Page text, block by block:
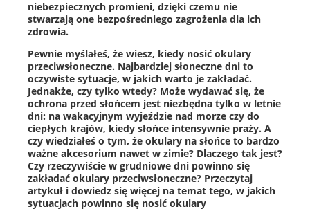
niebezpiecznych promieni, dzięki czemu nie
stwarzają one bezpośredniego zagrożenia dla ich
zdrowia.
Pewnie myślałeś, że wiesz, kiedy nosić okulary
przeciwsłoneczne. Najbardziej słoneczne dni to
oczywiste sytuacje, w jakich warto je zakładać.
Jednakże, czy tylko wtedy? Może wydawać się, że
ochrona przed słońcem jest niezbędna tylko w letnie
dni: na wakacyjnym wyjeździe nad morze czy do
ciepłych krajów, kiedy słońce intensywnie praży. A
czy wiedziałeś o tym, że okulary na słońce to bardzo
ważne akcesorium nawet w zimie? Dlaczego tak jest?
Czy rzeczywiście w grudniowe dni powinno się
zakładać okulary przeciwsłoneczne? Przeczytaj
artykuł i dowiedz się więcej na temat tego, w jakich
sytuacjach powinno się nosić okulary